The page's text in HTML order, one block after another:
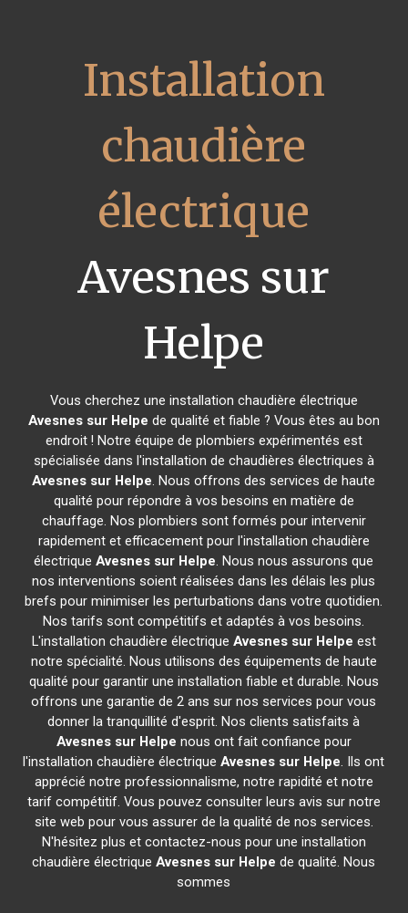
Installation
chaudière
électrique
Avesnes sur
Helpe
Vous cherchez une installation chaudière électrique
Avesnes sur Helpe de qualité et fiable ? Vous êtes au bon
endroit ! Notre équipe de plombiers expérimentés est
spécialisée dans l'installation de chaudières électriques à
Avesnes sur Helpe. Nous offrons des services de haute
qualité pour répondre à vos besoins en matière de
chauffage. Nos plombiers sont formés pour intervenir
rapidement et efficacement pour l'installation chaudière
électriqueAvesnes sur Helpe. Nous nous assurons que
nos interventions soient réalisées dans les délais les plus
brefs pour minimiser les perturbations dans votre quotidien.
Nos tarifs sont compétitifs et adaptés à vos besoins.
L'installation chaudière électrique Avesnes sur Helpe est
notre spécialité. Nous utilisons des équipements de haute
qualité pour garantir une installation fiable et durable. Nous
offrons une garantie de 2 ans sur nos services pour vous
donner la tranquillité d'esprit. Nos clients satisfaits à
Avesnes sur Helpe nous ont fait confiance pour
l'installation chaudière électriqueAvesnes sur Helpe. Ils ont
apprécié notre professionnalisme, notre rapidité et notre
tarif compétitif. Vous pouvez consulter leurs avis sur notre
site web pour vous assurer de la qualité de nos services.
N'hésitez plus et contactez-nous pour une installation
chaudière électriqueAvesnes sur Helpe de qualité. Nous
sommes